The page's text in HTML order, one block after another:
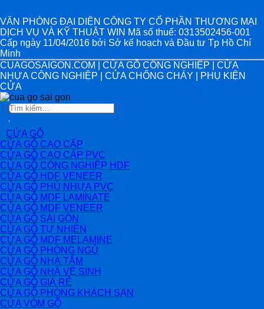
VĂN PHÒNG ĐẠI DIỆN CÔNG TY CỔ PHẦN THƯƠNG MẠI
DỊCH VỤ VÀ KỸ THUẬT WIN Mã số thuế: 0313502456-001
Cấp ngày 11/04/2016 bởi Sở kế hoạch và Đầu tư Tp Hồ Chí
Minh
CUAGOSAIGON.COM | CỬA GỖ CÔNG NGHIỆP | CỬA
NHỰA CÔNG NGHIỆP | CỬA CHỐNG CHÁY | PHỤ KIỆN
CỬA
Tìm
CỬA GỖ
CỬA GỖ CAO CẤP
CỬA GỖ CAO CẤP PVC
CỬA GỖ CÔNG NGHIỆP HDF
CỬA GỖ HDF VENEER
CỬA GỖ PHỦ NHỰA PVC
CỬA GỖ MDF LAMINATE
CỬA GỖ MDF VENEER
CỬA GỖ SÀI GÒN
CỬA GỖ TỰ NHIÊN
CỬA GỖ MDF MELAMINE
CỬA GỖ PHÒNG NGỦ
CỬA GỖ NHÀ TẮM
CỬA GỖ NHÀ VỆ SINH
CỬA GỖ GIÁ RẺ
CỬA GỖ PHÒNG KHÁCH SẠN
CỬA VÒM GỖ